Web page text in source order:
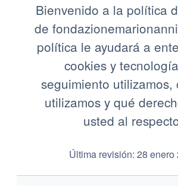
Bienvenido a la política
de
política le ayudará a
cookies y
seguimiento utilizamos,
utilizamos y qué
usted al
Última revisión: 28 enero